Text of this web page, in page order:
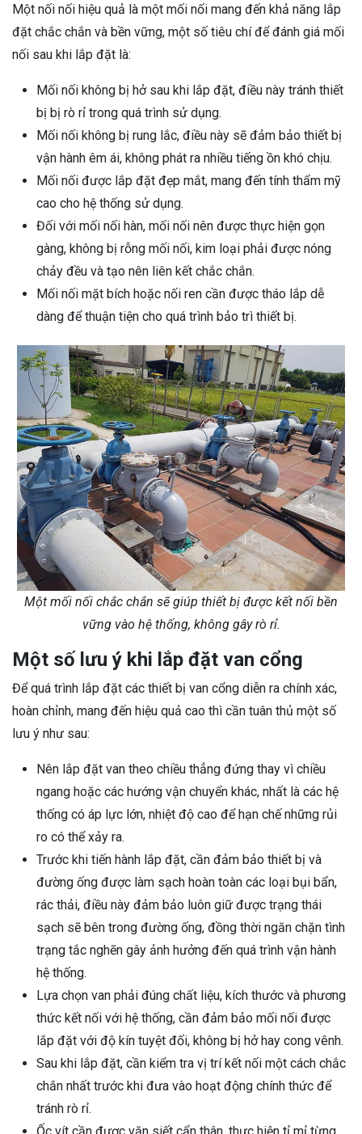
Một nối nối hiệu quả là một mối nối mang đến khả năng lắp
đặt chắc chắn và bền vững, một số tiêu chí để đánh giá mối
nối sau khi lắp đặt là:
Mối nối không bị hở sau khi lắp đặt, điều này tránh thiết
bị bị rò rỉ trong quá trình sử dụng.
Mối nối không bị rung lắc, điều này sẽ đảm bảo thiết bị
vận hành êm ái, không phát ra nhiều tiếng ồn khó chịu.
Mối nối được lắp đặt đẹp mắt, mang đến tính thẩm mỹ
cao cho hệ thống sử dụng.
Đối với mối nối hàn, mối nối nên được thực hiện gọn
gàng, không bị rỗng mối nối, kim loại phải được nóng
chảy đều và tạo nên liên kết chắc chắn.
Mối nối mặt bích hoặc nối ren cần được tháo lắp dễ
dàng để thuận tiện cho quá trình bảo trì thiết bị.
Một mối nối chắc chắn sẽ giúp thiết bị được kết nối bền
vững vào hệ thống, không gây rò rỉ.
Một số lưu ý khi lắp đặt van cổng
Để quá trình lắp đặt các thiết bị van cổng diễn ra chính xác,
hoàn chỉnh, mang đến hiệu quả cao thì cần tuân thủ một số
lưu ý như sau:
Nên lắp đặt van theo chiều thẳng đứng thay vì chiều
ngang hoặc các hướng vận chuyển khác, nhất là các hệ
thống có áp lực lớn, nhiệt độ cao để hạn chế những rủi
ro có thể xảy ra.
Trước khi tiến hành lắp đặt, cần đảm bảo thiết bị và
đường ống được làm sạch hoàn toàn các loại bụi bẩn,
rác thải, điều này đảm bảo luôn giữ được trạng thái
sạch sẽ bên trong đường ống, đồng thời ngăn chặn tình
trạng tắc nghẽn gây ảnh hưởng đến quá trình vận hành
hệ thống.
Lựa chọn van phải đúng chất liệu, kích thước và phương
thức kết nối với hệ thống, cần đảm bảo mối nối được
lắp đặt với độ kín tuyệt đối, không bị hở hay cong vênh.
Sau khi lắp đặt, cần kiểm tra vị trí kết nối một cách chắc
chắn nhất trước khi đưa vào hoạt động chính thức để
tránh rò rỉ.